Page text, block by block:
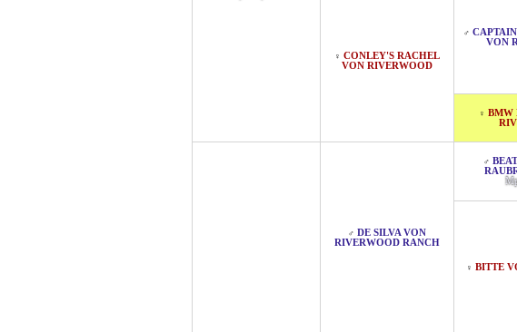
♀ CONLEY'S RACHEL
VON RIVERWOOD
♂
VON
♀ BMW
♂ DE SILVA VON
RIVERWOOD RANCH
♂
♀ BITTE